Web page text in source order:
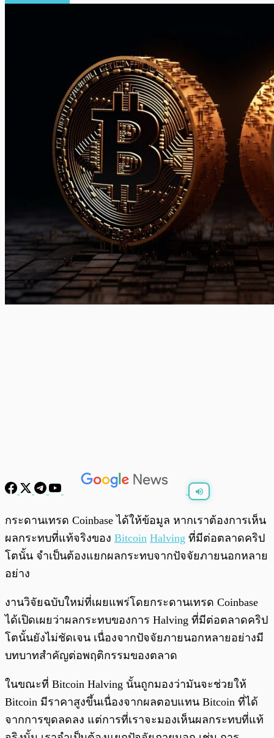
0:00
กระดานเทรด Coinbase ได้ให้ข้อมูล หากเราต้องการเห็น
ผลกระทบที่แท้จริงของ Bitcoin Halving ที่มีต่อตลาดคริป
โตนั้น จำเป็นต้องแยกผลกระทบจากปัจจัยภายนอกหลาย
อย่าง
งานวิจัยฉบับใหม่ที่เผยแพร่โดยกระดานเทรด Coinbase
ได้เปิดเผยว่าผลกระทบของการ Halving ที่มีต่อตลาดคริป
โตนั้นยังไม่ชัดเจน เนื่องจากปัจจัยภายนอกหลายอย่างมี
บทบาทสำคัญต่อพฤติกรรมของตลาด
ในขณะที่ Bitcoin Halving นั้นถูกมองว่ามันจะช่วยให้
Bitcoin มีราคาสูงขึ้นเนื่องจากผลตอบแทน Bitcoin ที่ได้
จากการขุดลดลง แต่การที่เราจะมองเห็นผลกระทบที่แท้